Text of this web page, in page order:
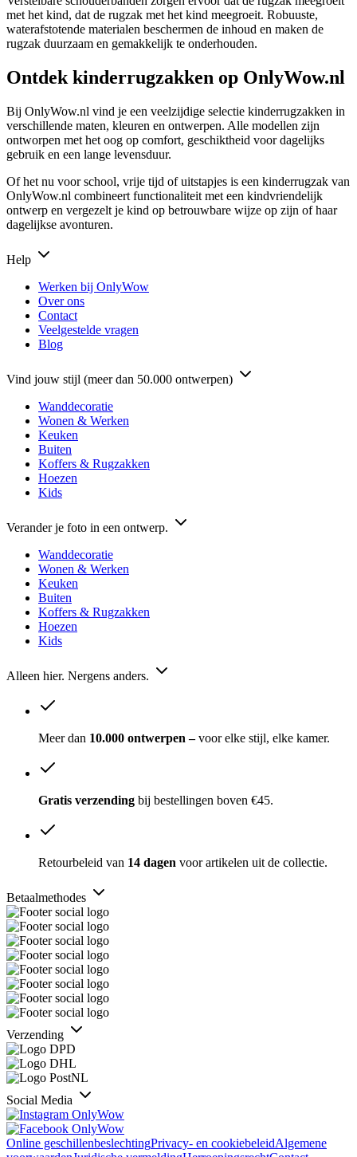
met het kind, dat de rugzak met het kind meegroeit. Robuuste,
waterafstotende materialen beschermen de inhoud en maken de
rugzak duurzaam en gemakkelijk te onderhouden.
Ontdek kinderrugzakken op OnlyWow.nl
Bij OnlyWow.nl vind je een veelzijdige selectie kinderrugzakken in
verschillende maten, kleuren en ontwerpen. Alle modellen zijn
ontworpen met het oog op comfort, geschiktheid voor dagelijks
gebruik en een lange levensduur.
Of het nu voor school, vrije tijd of uitstapjes is een kinderrugzak van
OnlyWow.nl combineert functionaliteit met een kindvriendelijk
ontwerp en vergezelt je kind op betrouwbare wijze op zijn of haar
dagelijkse avonturen.
Help
Werken bij OnlyWow
Over ons
Contact
Veelgestelde vragen
Blog
Vind jouw stijl (meer dan 50.000 ontwerpen)
Wanddecoratie
Wonen & Werken
Keuken
Buiten
Koffers & Rugzakken
Hoezen
Kids
Verander je foto in een ontwerp.
Wanddecoratie
Wonen & Werken
Keuken
Buiten
Koffers & Rugzakken
Hoezen
Kids
Alleen hier. Nergens anders.
Meer dan 10.000 ontwerpen –voor elke stijl, elke kamer.
Gratis verzending bij bestellingen boven €45.
Retourbeleid van 14 dagen voor artikelen uit de collectie.
Betaalmethodes
Verzending
Social Media
Online geschillenbeslechtingPrivacy- en cookiebeleidAlgemene